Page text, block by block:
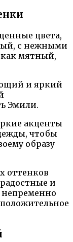
цвета,
с нежными
мятный,
и яркий
Эмили.
акценты
чтобы
образу
оттенков
и
непременно